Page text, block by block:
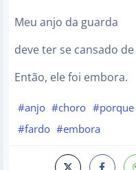
Meu anjo da guarda
deve ter se cansado
Então, ele foi embora.
#anjo #choro #porque
#fardo #embora